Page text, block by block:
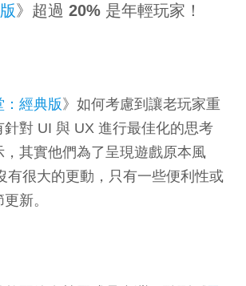
》超過 20% 是年輕玩家！
：經典版》如何考慮到讓老玩家重
針對 UI 與 UX 進行最佳化的思考
，其實他們為了呈現遊戲原本風
有很大的更動，只有一些便利性或
新。